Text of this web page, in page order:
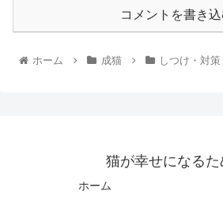
コメントを書き
ホーム 成猫 しつけ・対策
猫が幸せになるた
ホーム